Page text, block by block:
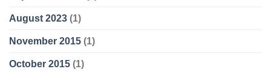
August 2023 (1)
November 2015 (1)
October 2015 (1)